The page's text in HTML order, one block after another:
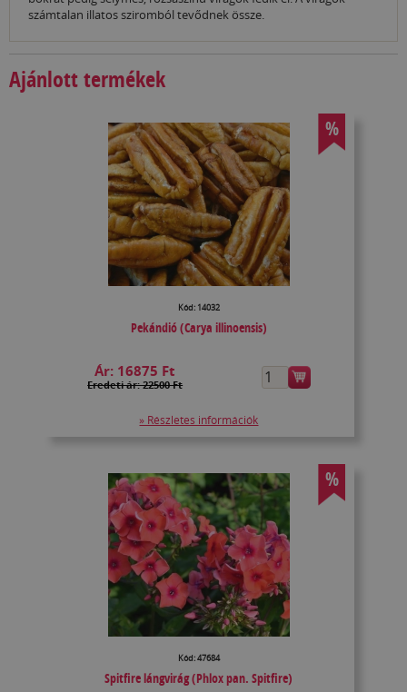
számtalan illatos sziromból tevődnek össze.
Ajánlott termékek
%
Kód: 14032
Pekándió (Carya illinoensis)
Ár: 16875 Ft
Eredeti ár: 22500 Ft
» Részletes információk
%
Kód: 47684
Spitfire lángvirág (Phlox pan. Spitfire)